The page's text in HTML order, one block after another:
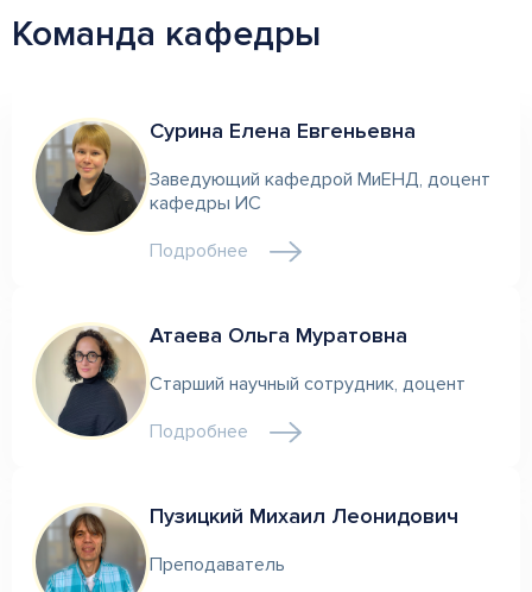
Команда кафедры
Сурина Елена Евгеньевна
Заведующий кафедрой МиЕНД, доцент
кафедры ИС
Подробнее
Атаева Ольга Муратовна
Старший научный сотрудник, доцент
Подробнее
Пузицкий Михаил Леонидович
Преподаватель